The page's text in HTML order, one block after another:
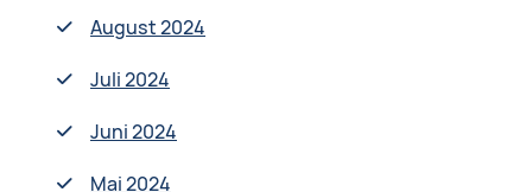
August 2024
Juli 2024
Juni 2024
Mai 2024